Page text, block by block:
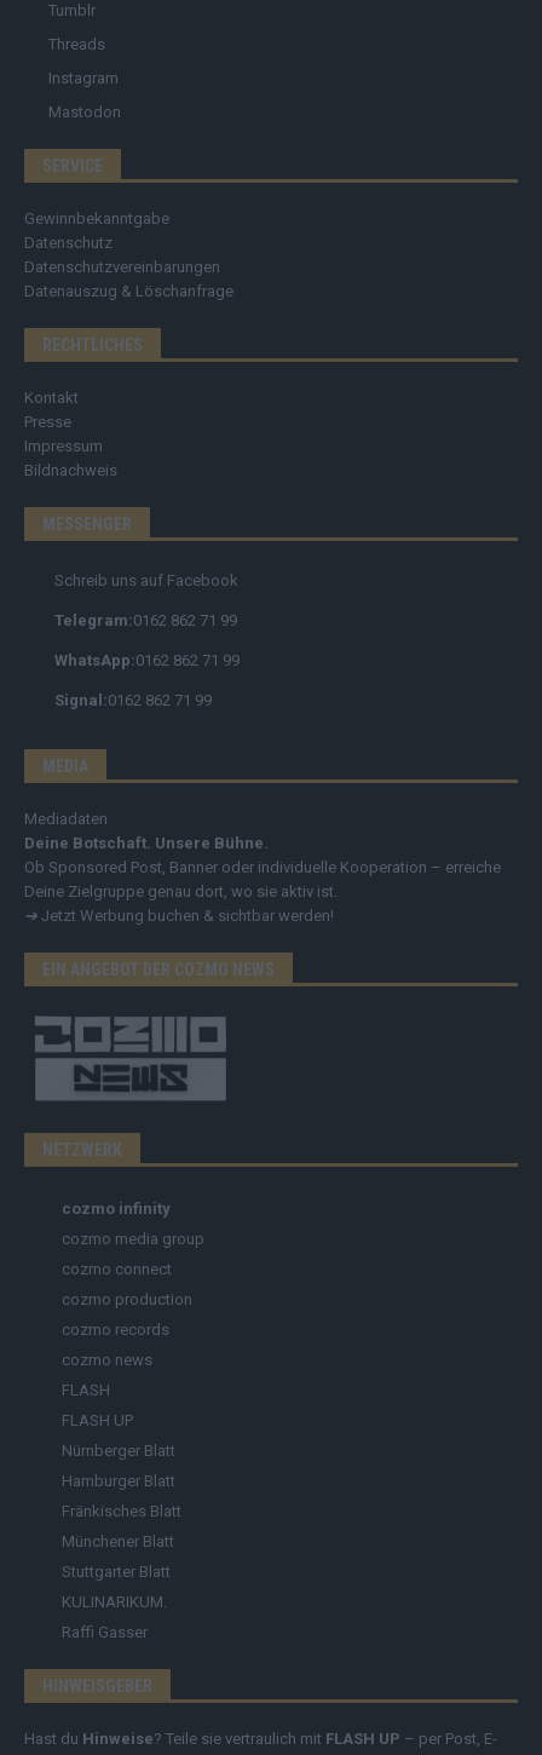
Tumblr
Threads
Instagram
Mastodon
SERVICE
Gewinnbekanntgabe
Datenschutz
Datenschutzvereinbarungen
Datenauszug & Löschanfrage
RECHTLICHES
Kontakt
Presse
Impressum
Bildnachweis
MESSENGER
Schreib uns auf Facebook
Telegram:0162 862 71 99
WhatsApp:0162 862 71 99
Signal:0162 862 71 99
MEDIA
Mediadaten
Deine Botschaft. Unsere Bühne.
Ob Sponsored Post, Banner oder individuelle Kooperation – erreiche
Deine Zielgruppe genau dort, wo sie aktiv ist.
➔ Jetzt Werbung buchen & sichtbar werden!
EIN ANGEBOT DER COZMO NEWS
NETZWERK
cozmo infinity
cozmo media group
cozmo connect
cozmo production
cozmo records
cozmo news
FLASH
FLASH UP
Nürnberger Blatt
Hamburger Blatt
Fränkisches Blatt
Münchener Blatt
Stuttgarter Blatt
KULINARIKUM.
Raffi Gasser
HINWEISGEBER
Hast du Hinweise? Teile sie vertraulich mit FLASH UP – per Post, E-